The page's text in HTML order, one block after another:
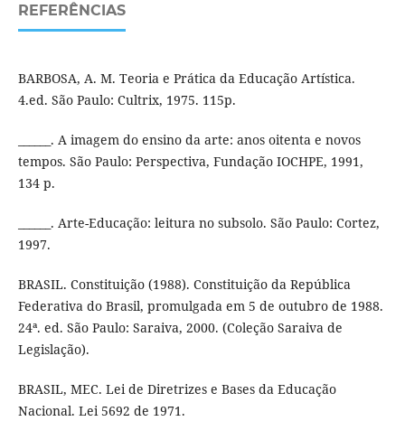
REFERÊNCIAS
BARBOSA, A. M. Teoria e Prática da Educação Artística.
4.ed. São Paulo: Cultrix, 1975. 115p.
______. A imagem do ensino da arte: anos oitenta e novos
tempos. São Paulo: Perspectiva, Fundação IOCHPE, 1991,
134 p.
______. Arte-Educação: leitura no subsolo. São Paulo: Cortez,
1997.
BRASIL. Constituição (1988). Constituição da República
Federativa do Brasil, promulgada em 5 de outubro de 1988.
24ª. ed. São Paulo: Saraiva, 2000. (Coleção Saraiva de
Legislação).
BRASIL, MEC. Lei de Diretrizes e Bases da Educação
Nacional. Lei 5692 de 1971.